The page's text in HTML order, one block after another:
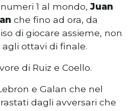
1 al mondo,Juan
che fino ad ora, da
di giocare assieme, non
ottavi di finale.
di Ruiz e Coello.
e Galan che nel
dagli avversari che